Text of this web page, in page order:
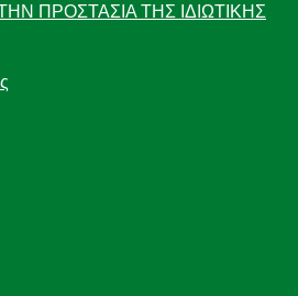
ΠΡΟΣΤΑΣΙΑ ΤΗΣ ΙΔΙΩΤΙΚΗΣ